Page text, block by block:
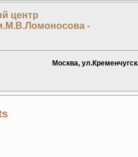
центр
-
Москва,